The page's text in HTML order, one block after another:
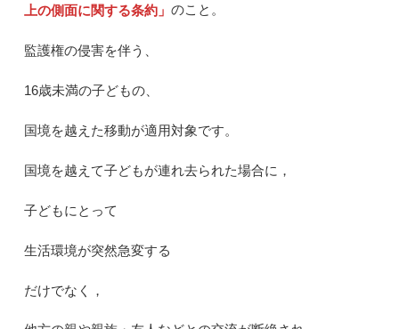
上の側面に関する条約」 のこと。
監護権の侵害を伴う、
16歳未満の子どもの、
国境を越えた移動が適用対象です。
国境を越えて子どもが連れ去られた場合に，
子どもにとって
生活環境が突然急変する
だけでなく，